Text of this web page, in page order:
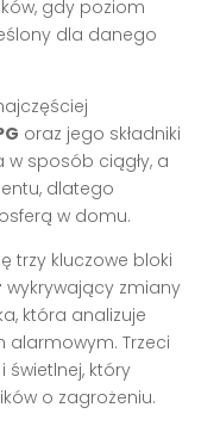
gdy poziom
dla danego
oraz jego składniki
w sposób ciągły, a
dlatego
w domu.
trzy kluczowe bloki
wykrywający zmiany
która analizuje
alarmowym. Trzeci
świetlnej, który
o zagrożeniu.